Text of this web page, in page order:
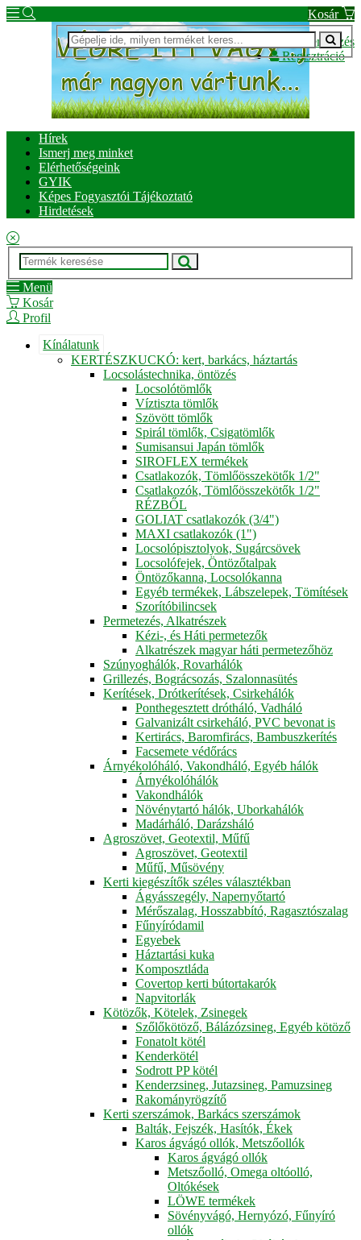
Kosár
Bejelentkezés
Regisztráció
Hírek
Ismerj meg minket
Elérhetőségeink
GYIK
Képes Fogyasztói Tájékoztató
Hirdetések
Menü
Kosár
Profil
Kínálatunk
KERTÉSZKUCKÓ: kert, barkács, háztartás
Locsolástechnika, öntözés
Locsolótömlők
Víztiszta tömlők
Szövött tömlők
Spirál tömlők, Csigatömlők
Sumisansui Japán tömlők
SIROFLEX termékek
Csatlakozók, Tömlőösszekötők 1/2"
Csatlakozók, Tömlőösszekötők 1/2"
RÉZBŐL
GOLIAT csatlakozók (3/4")
MAXI csatlakozók (1")
Locsolópisztolyok, Sugárcsövek
Locsolófejek, Öntözőtalpak
Öntözőkanna, Locsolókanna
Egyéb termékek, Lábszelepek, Tömítések
Szorítóbilincsek
Permetezés, Alkatrészek
Kézi-, és Háti permetezők
Alkatrészek magyar háti permetezőhöz
Szúnyoghálók, Rovarhálók
Grillezés, Bográcsozás, Szalonnasütés
Kerítések, Drótkerítések, Csirkehálók
Ponthegesztett drótháló, Vadháló
Galvanizált csirkeháló, PVC bevonat is
Kertirács, Baromfirács, Bambuszkerítés
Facsemete védőrács
Árnyékolóháló, Vakondháló, Egyéb hálók
Árnyékolóhálók
Vakondhálók
Növénytartó hálók, Uborkahálók
Madárháló, Darázsháló
Agroszövet, Geotextil, Műfű
Agroszövet, Geotextil
Műfű, Műsövény
Kerti kiegészítők széles választékban
Ágyásszegély, Napernyőtartó
Mérőszalag, Hosszabbító, Ragasztószalag
Fűnyíródamil
Egyebek
Háztartási kuka
Komposztláda
Covertop kerti bútortakarók
Napvitorlák
Kötözők, Kötelek, Zsinegek
Szőlőkötöző, Bálázózsineg, Egyéb kötöző
Fonatolt kötél
Kenderkötél
Sodrott PP kötél
Kenderzsineg, Jutazsineg, Pamuzsineg
Rakományrögzítő
Kerti szerszámok, Barkács szerszámok
Balták, Fejszék, Hasítók, Ékek
Karos ágvágó ollók, Metszőollók
Karos ágvágó ollók
Metszőolló, Omega oltóolló,
Oltókések
LÖWE termékek
Sövényvágó, Hernyózó, Fűnyíró
ollók